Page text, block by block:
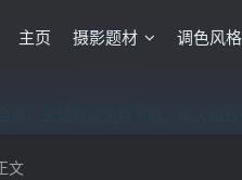
主页 摄影题材 调色风格
员，全站预设免费下载，永久
文